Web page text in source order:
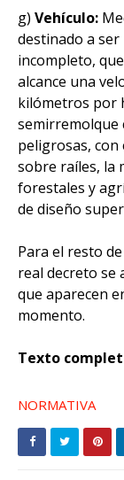
g) Vehículo:
destinado a
incompleto,
alcance una
kilómetros por
semirremolque
peligrosas, con
sobre raíles, la
forestales y
de diseño
Para el resto
real decreto se
que aparecen
momento.
Texto
NORMATIVA